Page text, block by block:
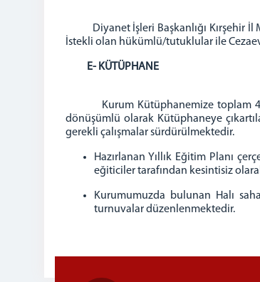
Diyanet İşleri Başkanlığı Kırşehir İl
İstekli olan hükümlü/tutuklular ile
E- KÜTÜPHANE
Kurum Kütüphanemize toplam 4271
dönüşümlü olarak Kütüphaneye
gerekli çalışmalar sürdürülmektedir.
Hazırlanan Yıllık Eğitim Planı
eğiticiler tarafından kesintisiz
Kurumumuzda bulunan Halı
turnuvalar düzenlenmektedir.